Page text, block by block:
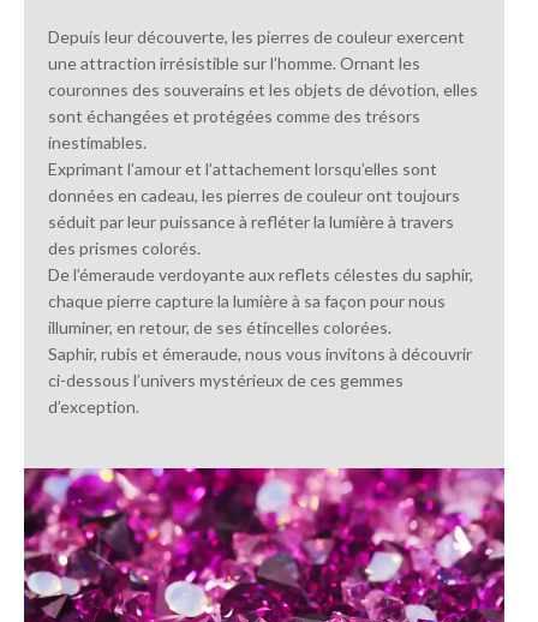
Depuis leur découverte, les pierres de couleur exercent
une attraction irrésistible sur l’homme. Ornant les
couronnes des souverains et les objets de dévotion, elles
sont échangées et protégées comme des trésors
inestimables.
Exprimant l’amour et l’attachement lorsqu’elles sont
données en cadeau, les pierres de couleur ont toujours
séduit par leur puissance à refléter la lumière à travers
des prismes colorés.
De l’émeraude verdoyante aux reflets célestes du saphir,
chaque pierre capture la lumière à sa façon pour nous
illuminer, en retour, de ses étincelles colorées.
Saphir, rubis et émeraude, nous vous invitons à découvrir
ci-dessous l’univers mystérieux de ces gemmes
d’exception.